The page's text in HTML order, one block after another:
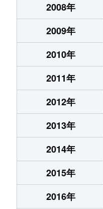
2008年
2009年
2010年
2011年
2012年
2013年
2014年
2015年
2016年